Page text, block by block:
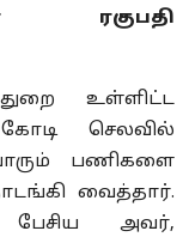
ரகுபதி
உள்ளிட்ட
செலவில்
பணிகளை
வைத்தார்.
பேசிய அவர்,